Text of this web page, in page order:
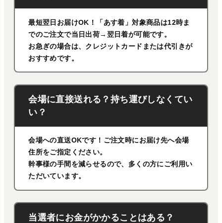
最短翌日お届けOK！「あす着」対象商品は12時ま
でのご注文で当日出荷→翌日着が可能です。
お急ぎの場合は、クレジットカードまたは代引きが
おすすめです。
会場に直接送れる？持ち運びしなくてい
い？
会場への直送OKです！ご注文時にお届け先へ会場
住所をご指定ください。
幹事様の手間を減らせるので、多くの方にご利用い
ただいています。
当選者にお金がかかることはある？